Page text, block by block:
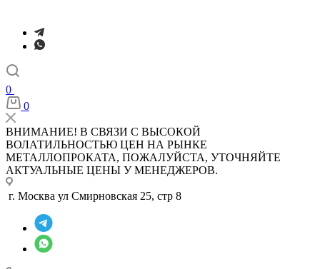
0
0
ВНИМАНИЕ! В СВЯЗИ С ВЫСОКОЙ
ВОЛАТИЛЬНОСТЬЮ ЦЕН НА РЫНКЕ
МЕТАЛЛОПРОКАТА, ПОЖАЛУЙСТА, УТОЧНЯЙТЕ
АКТУАЛЬНЫЕ ЦЕНЫ У МЕНЕДЖЕРОВ.
г. Москва ул Смирновская 25, стр 8